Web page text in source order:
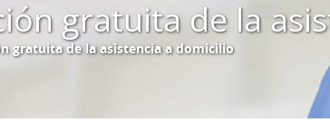
gratuita de la
gratuita de la asistencia a domicilio